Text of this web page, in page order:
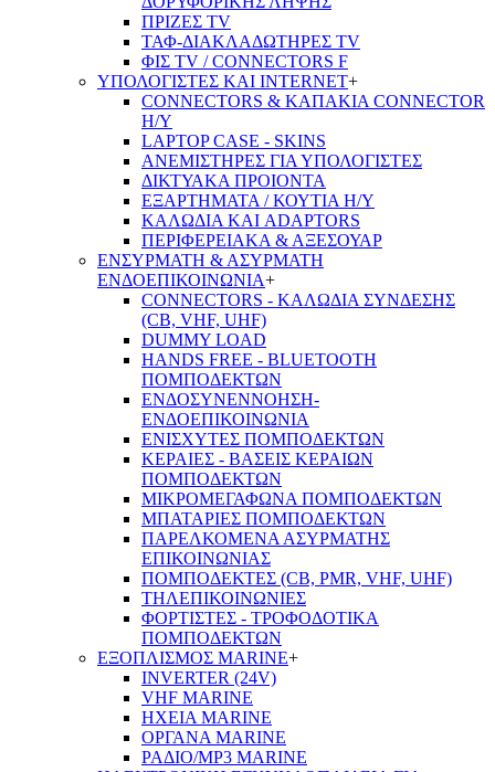
ΠΡΙΖΕΣ TV
ΤΑΦ-ΔΙΑΚΛΑΔΩΤΗΡΕΣ TV
ΦΙΣ TV / CONNECTORS F
ΥΠΟΛΟΓΙΣΤΕΣ ΚΑΙ INTERNET+
CONNECTORS & ΚΑΠΑΚΙΑ CONNECTOR
Η/Υ
LAPTOP CASE - SKINS
ΑΝΕΜΙΣΤΗΡΕΣ ΓΙΑ ΥΠΟΛΟΓΙΣΤΕΣ
ΔΙΚΤΥΑΚΑ ΠΡΟΙΟΝΤΑ
ΕΞΑΡΤΗΜΑΤΑ / ΚΟΥΤΙΑ Η/Υ
ΚΑΛΩΔΙΑ ΚΑΙ ADAPTORS
ΠΕΡΙΦΕΡΕΙΑΚΑ & ΑΞΕΣΟΥΑΡ
ΕΝΣΥΡΜΑΤΗ & ΑΣΥΡΜΑΤΗ
ΕΝΔΟΕΠΙΚΟΙΝΩΝΙΑ+
CONNECTORS - ΚΑΛΩΔΙΑ ΣΥΝΔΕΣΗΣ
(CB, VHF, UHF)
DUMMY LOAD
HANDS FREE - BLUETOOTH
ΠΟΜΠΟΔΕΚΤΩΝ
ΕΝΔΟΣΥΝΕΝΝΟΗΣΗ-
ΕΝΔΟΕΠΙΚΟΙΝΩΝΙΑ
ΕΝΙΣΧΥΤΕΣ ΠΟΜΠΟΔΕΚΤΩΝ
ΚΕΡΑΙΕΣ - ΒΑΣΕΙΣ ΚΕΡΑΙΩΝ
ΠΟΜΠΟΔΕΚΤΩΝ
ΜΙΚΡΟΜΕΓΑΦΩΝΑ ΠΟΜΠΟΔΕΚΤΩΝ
ΜΠΑΤΑΡΙΕΣ ΠΟΜΠΟΔΕΚΤΩΝ
ΠΑΡΕΛΚΟΜΕΝΑ ΑΣΥΡΜΑΤΗΣ
ΕΠΙΚΟΙΝΩΝΙΑΣ
ΠΟΜΠΟΔΕΚΤΕΣ (CB, PMR, VHF, UHF)
ΤΗΛΕΠΙΚΟΙΝΩΝΙΕΣ
ΦΟΡΤΙΣΤΕΣ - ΤΡΟΦΟΔΟΤΙΚΑ
ΠΟΜΠΟΔΕΚΤΩΝ
ΕΞΟΠΛΙΣΜΟΣ MARINE+
INVERTER (24V)
VHF MARINE
ΗΧΕΙΑ MARINE
ΟΡΓΑΝΑ MARINE
ΡΑΔΙΟ/MP3 MARINE